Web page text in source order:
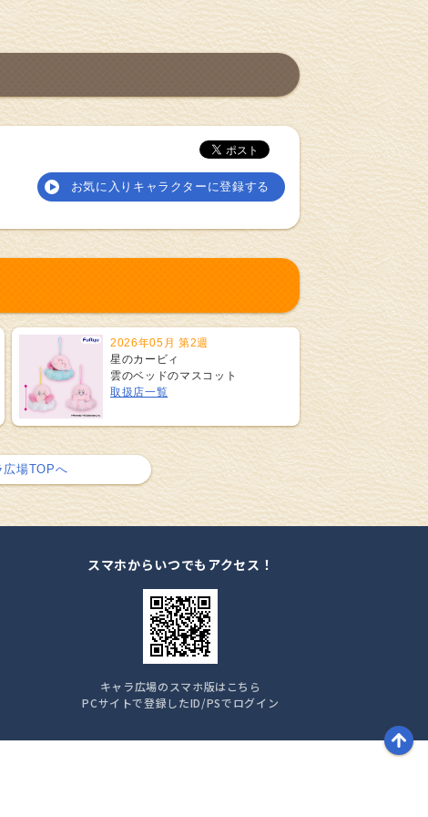
お気に入りキャラクターに登録する
2026年05月 第2週
星のカービィ
雲のベッドのマスコット
取扱店一覧
広場TOPへ
スマホからいつでもアクセス！
キャラ広場のスマホ版はこちら
PCサイトで登録したID/PSでログイン